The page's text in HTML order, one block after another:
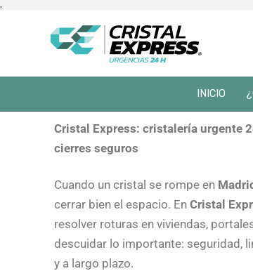
.
INICIO
Cristal Express: cristalería urgente
cierres seguros
Cuando un cristal se rompe en
cerrar bien el espacio. EnCristal
resolver roturas en viviendas,
descuidar lo importante: seguridad,
y a largo plazo.